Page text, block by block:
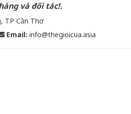
và đối tác!.
TP Cần Thơ
Email: info@thegioicua.asia